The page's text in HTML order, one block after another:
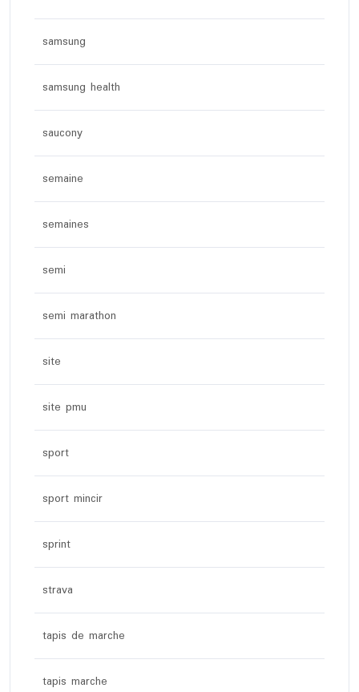
samsung
samsung health
saucony
semaine
semaines
semi
semi marathon
site
site pmu
sport
sport mincir
sprint
strava
tapis de marche
tapis marche